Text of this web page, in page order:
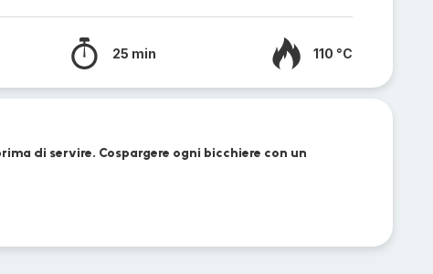
25 min 110 °C
di servire. Cospargere ogni bicchiere con un